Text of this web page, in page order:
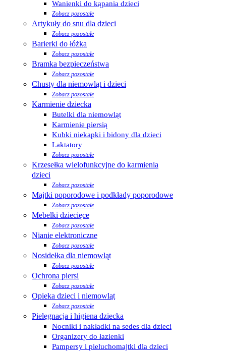
Wanienki do kąpania dzieci
Zobacz pozostałe
Artykuły do snu dla dzieci
Zobacz pozostałe
Barierki do łóżka
Zobacz pozostałe
Bramka bezpieczeństwa
Zobacz pozostałe
Chusty dla niemowląt i dzieci
Zobacz pozostałe
Karmienie dziecka
Butelki dla niemowląt
Karmienie piersią
Kubki niekapki i bidony dla dzieci
Laktatory
Zobacz pozostałe
Krzesełka wielofunkcyjne do karmienia
dzieci
Zobacz pozostałe
Majtki poporodowe i podkłady poporodowe
Zobacz pozostałe
Mebelki dziecięce
Zobacz pozostałe
Nianie elektroniczne
Zobacz pozostałe
Nosidełka dla niemowląt
Zobacz pozostałe
Ochrona piersi
Zobacz pozostałe
Opieka dzieci i niemowląt
Zobacz pozostałe
Pielęgnacja i higiena dziecka
Nocniki i nakładki na sedes dla dzieci
Organizery do łazienki
Pampersy i pieluchomajtki dla dzieci